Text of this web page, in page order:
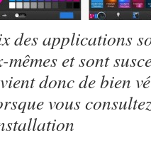
des applications
et sont
donc de bien
vous